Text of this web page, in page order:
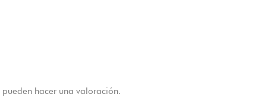
hacer una valoración.